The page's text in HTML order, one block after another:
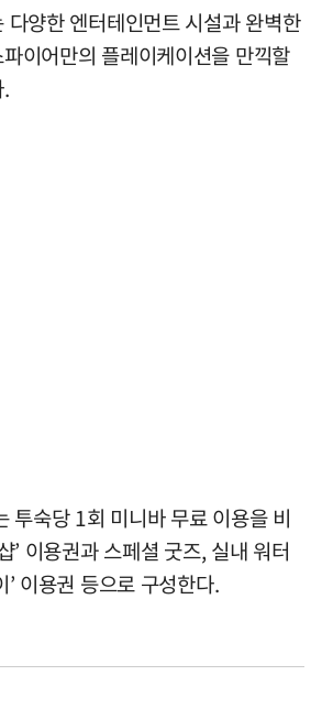
다양한 엔터테인먼트 시설과 완벽한
이어만의 플레이케이션을 만끽할
투숙당 1회 미니바 무료 이용을 비
’ 이용권과 스페셜 굿즈, 실내 워터
’ 이용권 등으로 구성한다.